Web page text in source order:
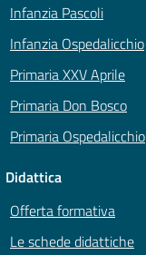
Infanzia Pascoli
Infanzia Ospedalicchio
Primaria XXV Aprile
Primaria Don Bosco
Primaria Ospedalicchio
Didattica
Offerta formativa
Le schede didattiche